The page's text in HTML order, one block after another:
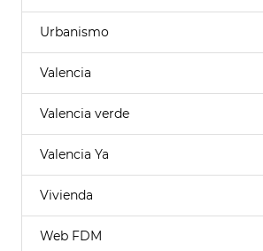
Urbanismo
Valencia
Valencia verde
Valencia Ya
Vivienda
Web FDM